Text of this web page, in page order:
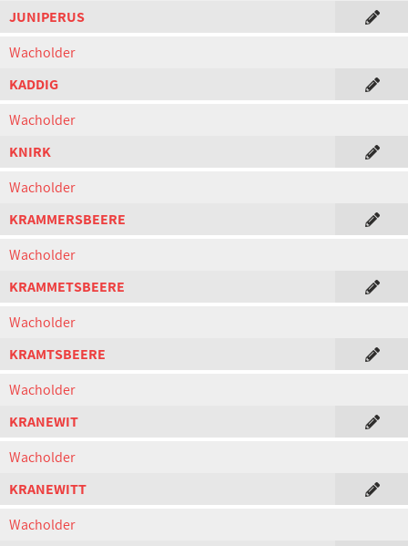
JUNIPERUS
Wacholder
KADDIG
Wacholder
KNIRK
Wacholder
KRAMMERSBEERE
Wacholder
KRAMMETSBEERE
Wacholder
KRAMTSBEERE
Wacholder
KRANEWIT
Wacholder
KRANEWITT
Wacholder